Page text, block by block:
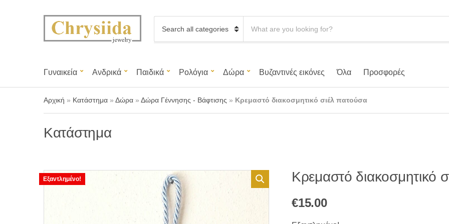
a
g
o
r
n
a
p
d
Γυναικεία Ανδρικά Παιδικά Ρολόγια Δώρα Βυζαντινές εικόνες Όλα Προσφορές
Αρχική » Κατάστημα » Δώρα » Δώρα Γέννησης - Βάφτισης » Κρεμαστό διακοσμητικό σιέλ πατούσα
Κατάστημα
Εξαντλημένο! Κρεμαστό διακοσμητικό
€15.00